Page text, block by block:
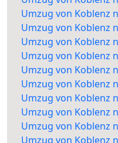
Umzug von Koblenz
Umzug von Koblenz
Umzug von Koblenz
Umzug von Koblenz
Umzug von Koblenz
Umzug von Koblenz
Umzug von Koblenz
Umzug von Koblenz
Umzug von Koblenz
Umzug von Koblenz